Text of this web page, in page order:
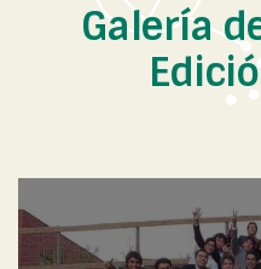
Galería